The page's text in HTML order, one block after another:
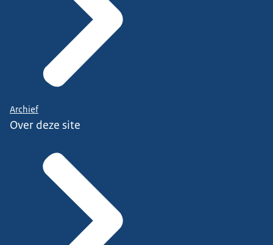
Archief
Over deze site